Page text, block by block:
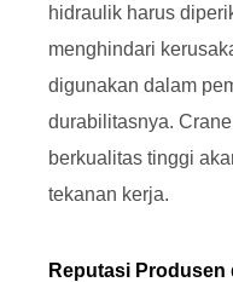
hidraulik harus
menghindari
digunakan dalam
durabilitasnya.
berkualitas tinggi
tekanan kerja.
Reputasi Produsen